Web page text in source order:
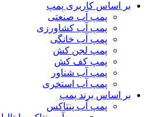
بر اساس کاربری پمپ
پمپ آب صنعتی
پمپ آب کشاورزی
پمپ آب خانگی
پمپ لجن کش
پمپ کف کش
پمپ آب شناور
پمپ آب استخری
بر اساس برند پمپ
پمپ آب پنتاکس